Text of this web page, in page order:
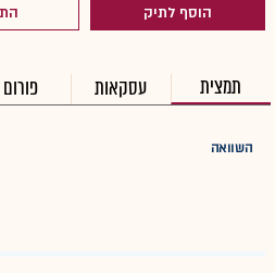
הוסף לתיק
תמצית עסקאות פורום
השוואה